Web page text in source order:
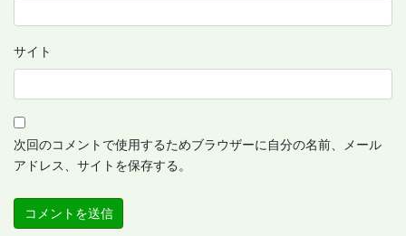
サイト
次回のコメントで使用するためブラウザーに自分の名前、メール
アドレス、サイトを保存する。